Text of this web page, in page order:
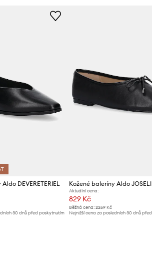
DEVERETERIEL
30 dnů před poskytnutím
Kožené baleríny Aldo
Aktuální cena:
829 Kč
Běžná cena: 2269 Kč
Nejnižší cena za posledních 30 dnů